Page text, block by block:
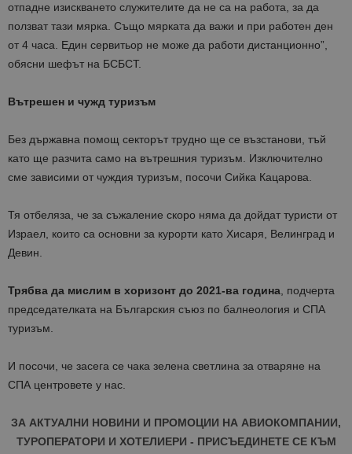
отпадне изискването служителите да не са на работа, за да
ползват тази мярка. Също мярката да важи и при работен ден
от 4 часа. Един сервитьор не може да работи дистанционно”,
обясни шефът на БСБСТ.
Вътрешен и чужд туризъм
Без държавна помощ секторът трудно ще се възстанови, тъй
като ще разчита само на вътрешния туризъм. Изключително
сме зависими от чуждия туризъм, посочи Сийка Кацарова.
Тя отбеляза, че за съжаление скоро няма да дойдат туристи от
Израел, които са основни за курорти като Хисаря, Велинград и
Девин.
Трябва да мислим в хоризонт до 2021-ва година, подчерта
председателката на Българския съюз по балнеология и СПА
туризъм.
И посочи, че засега се чака зелена светлина за отваряне на
СПА центровете у нас.
ЗА АКТУАЛНИ НОВИНИ И ПРОМОЦИИ НА АВИОКОМПАНИИ,
ТУРОПЕРАТОРИ И ХОТЕЛИЕРИ - ПРИСЪЕДИНЕТЕ СЕ КЪМ